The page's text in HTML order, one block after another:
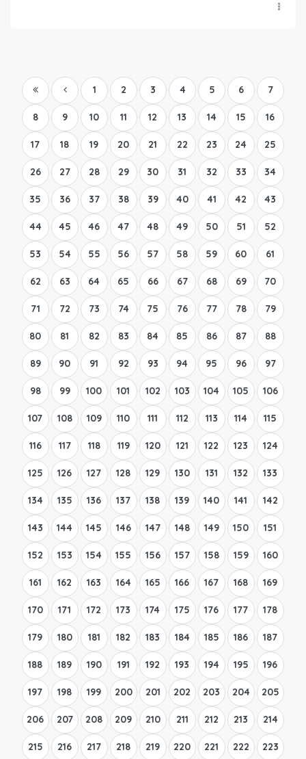
1 2 3 4 5 6 7
8 9 10 11 12 13 14 15 16
17 18 19 20 21 22 23 24 25
26 27 28 29 30 31 32 33 34
35 36 37 38 39 40 41 42 43
44 45 46 47 48 49 50 51 52
53 54 55 56 57 58 59 60 61
62 63 64 65 66 67 68 69 70
71 72 73 74 75 76 77 78 79
80 81 82 83 84 85 86 87 88
89 90 91 92 93 94 95 96 97
98 99 100 101 102 103 104 105 106
107 108 109 110 111 112 113 114 115
116 117 118 119 120 121 122 123 124
125 126 127 128 129 130 131 132 133
134 135 136 137 138 139 140 141 142
143 144 145 146 147 148 149 150 151
152 153 154 155 156 157 158 159 160
161 162 163 164 165 166 167 168 169
170 171 172 173 174 175 176 177 178
179 180 181 182 183 184 185 186 187
188 189 190 191 192 193 194 195 196
197 198 199 200 201 202 203 204 205
206 207 208 209 210 211 212 213 214
215 216 217 218 219 220 221 222 223